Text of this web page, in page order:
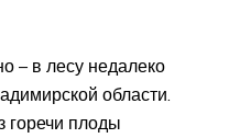
– в лесу недалеко
области.
горечи плоды